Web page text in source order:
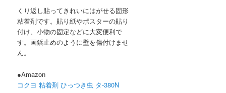
くり返し貼ってきれいにはがせる固形
粘着剤です。貼り紙やポスターの貼り
付け、小物の固定などに大変便利で
す。画鋲止めのように壁を傷付けませ
ん。
●Amazon
コクヨ 粘着剤 ひっつき虫 タ-380N